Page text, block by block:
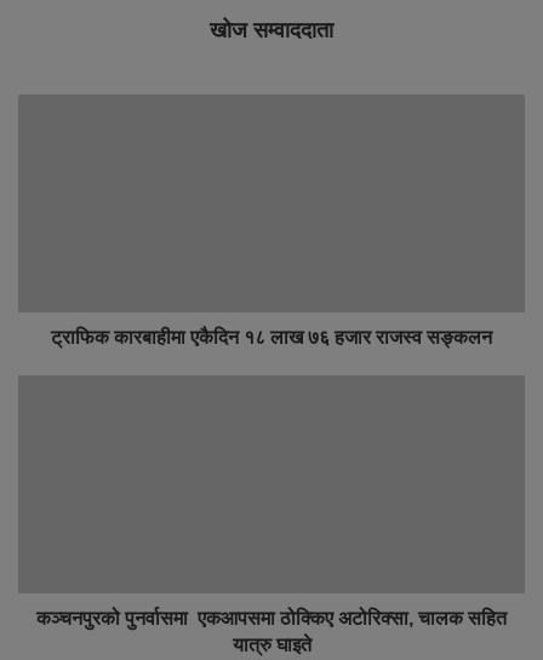
खोज सम्वाददाता
ट्राफिक कारबाहीमा एकैदिन १८ लाख ७६ हजार राजस्व सङ्कलन
कञ्चनपुरको पुनर्वासमा एकआपसमा ठोक्किए अटोरिक्सा, चालक सहित
यात्रु घाइते